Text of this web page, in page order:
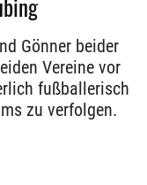
Gönner beider
Vereine vor
fußballerisch
zu verfolgen.